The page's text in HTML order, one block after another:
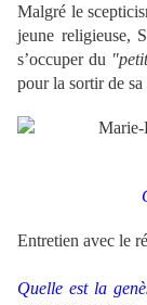
Malgré le
jeune religieuse,
s’occuper du
pour la sortir de sa
Entretien avec le
Quelle est la